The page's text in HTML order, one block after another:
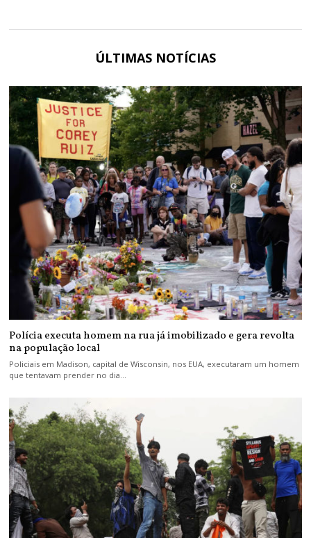
ÚLTIMAS NOTÍCIAS
Polícia executa homem na rua já imobilizado e gera revolta
na população local
Policiais em Madison, capital de Wisconsin, nos EUA, executaram um homem
que tentavam prender no dia…